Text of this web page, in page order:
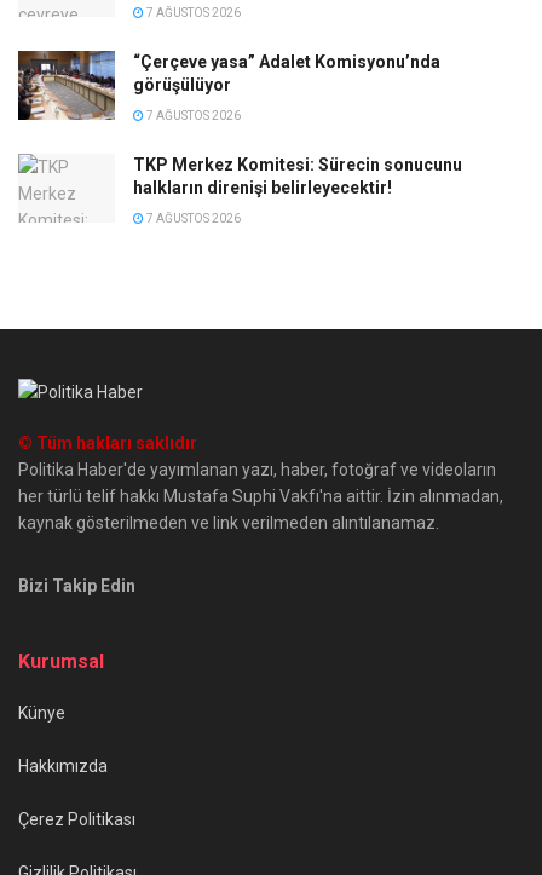
7 AĞUSTOS 2026
“Çerçeve yasa” Adalet Komisyonu’nda
görüşülüyor
7 AĞUSTOS 2026
TKP Merkez Komitesi: Sürecin sonucunu
halkların direnişi belirleyecektir!
7 AĞUSTOS 2026
© Tüm hakları saklıdır
Politika Haber'de yayımlanan yazı, haber, fotoğraf ve videoların
her türlü telif hakkı Mustafa Suphi Vakfı'na aittir. İzin alınmadan,
kaynak gösterilmeden ve link verilmeden alıntılanamaz.
Bizi Takip Edin
Kurumsal
Künye
Hakkımızda
Çerez Politikası